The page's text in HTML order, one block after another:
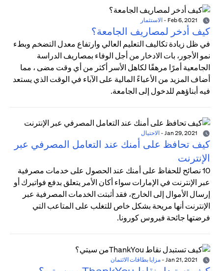
- الاستثمار
كيف أدخر لمصاريف الجامعة؟
في ظل زيادة تكاليف التعليم العالي وارتفاع معدل التضخم وبطء
نمو الأجور، بات الادخار من أجل الوفاء بمصاريف الدراسة
الجامعية أمرًا مرهقًا لكاهل الأسر أكثر من أي وقت مضى ، مما
أضاف المزيد من الأعباءً المالية على الآباء في الوقت الذي يستعد
فيه أبناؤهم للدخول إلى الجامعة.
- الاحتيال
كيف تحافظ على أمنك عند التعامل المصرفي عبر
الإنترنت
10 نصائح للحفاظ على أمنك عند الحصول على خدمات مصرفية
عبر الإنترنت في الإمارات سواء أكان الأمر يتعلق بدفع فواتيرك أو
إرسال الأموال إلى الخارج، فقد أثبتت الخدمات المصرفية عبر
الإنترنت أنها مريحة بشكل خاص للتغلب على المتاعب التي
فرضتها جائحة فيروس كورونا.
- مزايا بطاقات الائتمان